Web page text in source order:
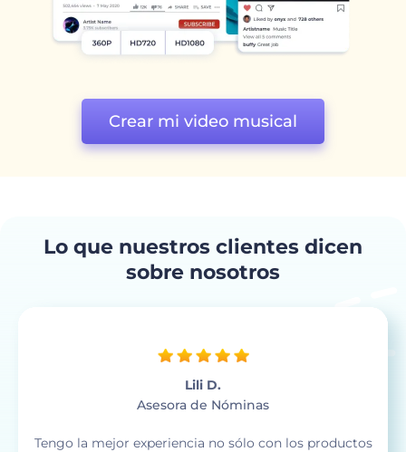
Crear mi video musical
Lo que nuestros clientes dicen
sobre nosotros
Jose D.
Coordinadora de difusión
Siempre que necesito crear un video, ya sea una